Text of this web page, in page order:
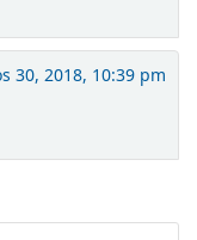
30, 2018, 10:39 pm